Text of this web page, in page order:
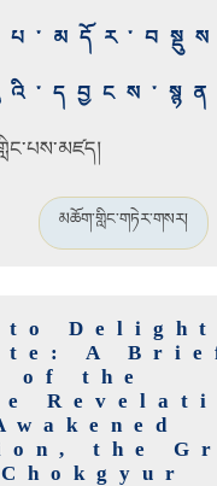
མཆོག་གླིང་གཏེར་གསར།
to Delight
A
of the
the